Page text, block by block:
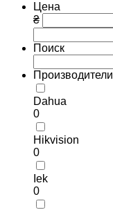
Цена
₴
Поиск
Производители
Dahua
0
Hikvision
0
Iek
0